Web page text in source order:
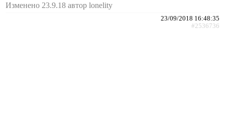
Изменено 23.9.18 автор lonelity
23/09/2018 16:48:35
#2536736